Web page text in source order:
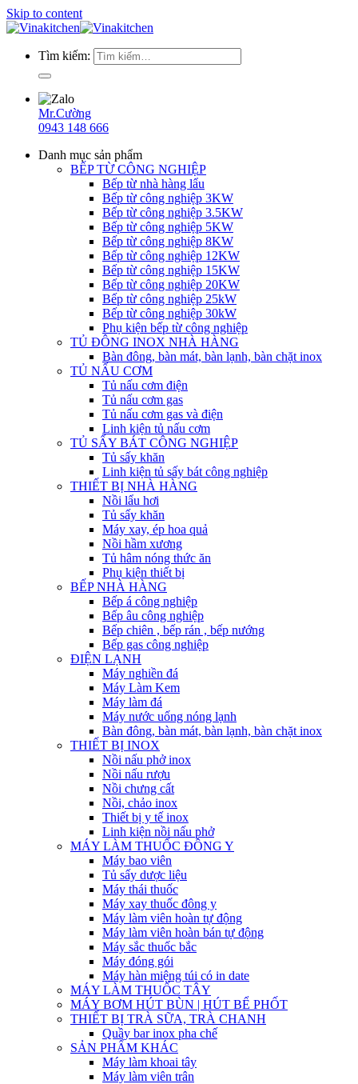
Skip to content
Tìm kiếm:
Mr.Cường
0943 148 666
Danh mục sản phẩm
BẾP TỪ CÔNG NGHIỆP
Bếp từ nhà hàng lẩu
Bếp từ công nghiệp 3KW
Bếp từ công nghiệp 3.5KW
Bếp từ công nghiệp 5KW
Bếp từ công nghiệp 8KW
Bếp từ công nghiệp 12KW
Bếp từ công nghiệp 15KW
Bếp từ công nghiệp 20KW
Bếp từ công nghiệp 25kW
Bếp từ công nghiệp 30kW
Phụ kiện bếp từ công nghiệp
TỦ ĐÔNG INOX NHÀ HÀNG
Bàn đông, bàn mát, bàn lạnh, bàn chặt inox
TỦ NẤU CƠM
Tủ nấu cơm điện
Tủ nấu cơm gas
Tủ nấu cơm gas và điện
Linh kiện tủ nấu cơm
TỦ SẤY BÁT CÔNG NGHIỆP
Tủ sấy khăn
Linh kiện tủ sấy bát công nghiệp
THIẾT BỊ NHÀ HÀNG
Nồi lẩu hơi
Tủ sấy khăn
Máy xay, ép hoa quả
Nồi hầm xương
Tủ hâm nóng thức ăn
Phụ kiện thiết bị
BẾP NHÀ HÀNG
Bếp á công nghiệp
Bếp âu công nghiệp
Bếp chiên , bếp rán , bếp nướng
Bếp gas công nghiệp
ĐIỆN LẠNH
Máy nghiền đá
Máy Làm Kem
Máy làm đá
Máy nước uống nóng lạnh
Bàn đông, bàn mát, bàn lạnh, bàn chặt inox
THIẾT BỊ INOX
Nồi nấu phở inox
Nồi nấu rượu
Nồi chưng cất
Nồi, chảo inox
Thiết bị y tế inox
Linh kiện nồi nấu phở
MÁY LÀM THUỐC ĐÔNG Y
Máy bao viên
Tủ sấy dược liệu
Máy thái thuốc
Máy xay thuốc đông y
Máy làm viên hoàn tự động
Máy làm viên hoàn bán tự động
Máy sắc thuốc bắc
Máy đóng gói
Máy hàn miệng túi có in date
MÁY LÀM THUỐC TÂY
MÁY BƠM HÚT BÙN | HÚT BỂ PHỐT
THIẾT BỊ TRÀ SỮA, TRÀ CHANH
Quầy bar inox pha chế
SẢN PHẨM KHÁC
Máy làm khoai tây
Máy làm viên trân